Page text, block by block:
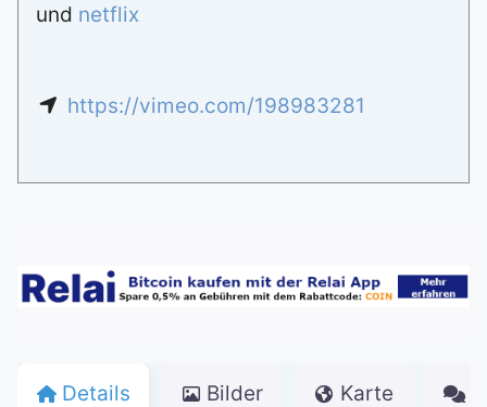
und netflix
https://vimeo.com/198983281
Details Bilder Karte